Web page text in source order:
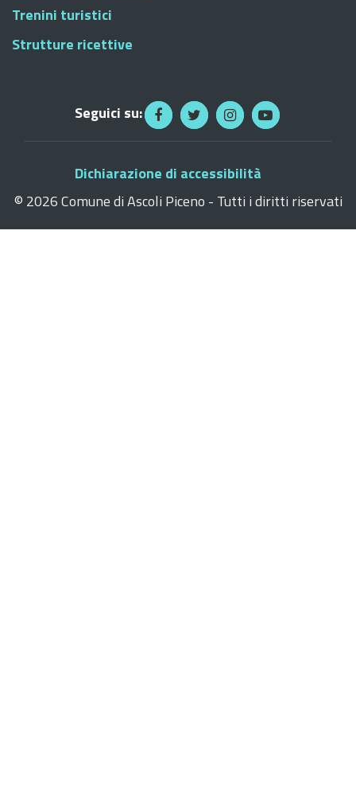
Trenini turistici
Strutture ricettive
Seguici su:
Dichiarazione di accessibilità
© 2026 Comune di Ascoli Piceno - Tutti i diritti riservati